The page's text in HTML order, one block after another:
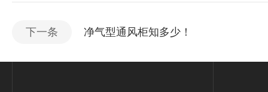
下一条 净气型通风柜知多少！